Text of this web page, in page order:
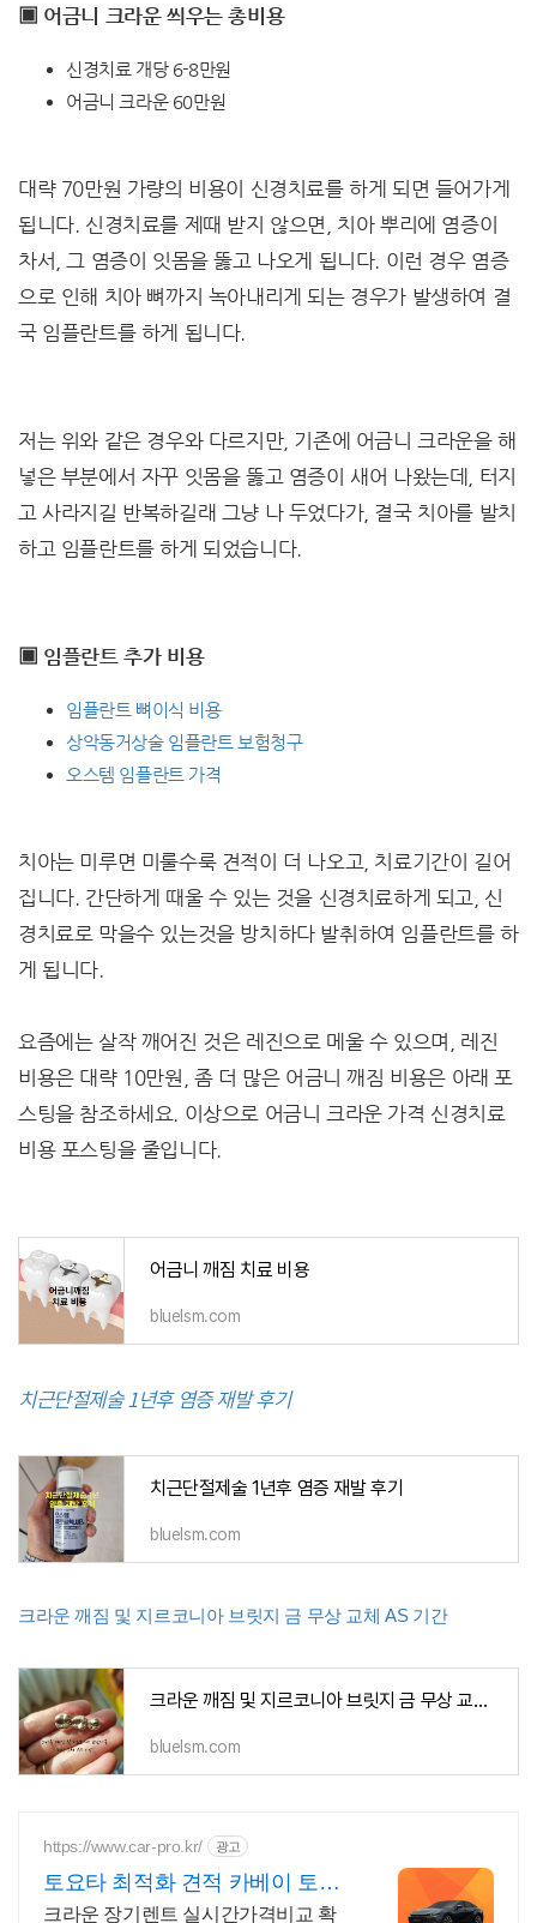
▣ 어금니 크라운 씌우는 총비용
신경치료 개당 6-8만원
어금니 크라운 60만원
대략 70만원 가량의 비용이 신경치료를 하게 되면 들어가게
됩니다. 신경치료를 제때 받지 않으면, 치아 뿌리에 염증이
차서, 그 염증이 잇몸을 뚫고 나오게 됩니다. 이런 경우 염증
으로 인해 치아 뼈까지 녹아내리게 되는 경우가 발생하여 결
국 임플란트를 하게 됩니다.
저는 위와 같은 경우와 다르지만, 기존에 어금니 크라운을 해
넣은 부분에서 자꾸 잇몸을 뚫고 염증이 새어 나왔는데, 터지
고 사라지길 반복하길래 그냥 나 두었다가, 결국 치아를 발치
하고 임플란트를 하게 되었습니다.
▣ 임플란트 추가 비용
임플란트 뼈이식 비용
상악동거상술 임플란트 보험청구
오스템 임플란트 가격
치아는 미루면 미룰수룩 견적이 더 나오고, 치료기간이 길어
집니다. 간단하게 때울 수 있는 것을 신경치료하게 되고, 신
경치료로 막을수 있는것을 방치하다 발취하여 임플란트를 하
게 됩니다.
요즘에는 살작 깨어진 것은 레진으로 메울 수 있으며, 레진
비용은 대략 10만원, 좀 더 많은 어금니 깨짐 비용은 아래 포
스팅을 참조하세요. 이상으로 어금니 크라운 가격 신경치료
비용 포스팅을 줄입니다.
어금니 깨짐 치료 비용
bluelsm.com
치근단절제술 1년후 염증 재발 후기
치근단절제술 1년후 염증 재발 후기
bluelsm.com
크라운 깨짐 및 지르코니아 브릿지 금 무상 교체 AS 기간
크라운 깨짐 및 지르코니아 브릿지 금 무상 교체 AS 기간
bluelsm.com
https://www.car-pro.kr/ 광고
토요타 최적화 견적 카베이 토요
타 특가차량 무료견적
크라운 장기렌트 실시간가격비교 확